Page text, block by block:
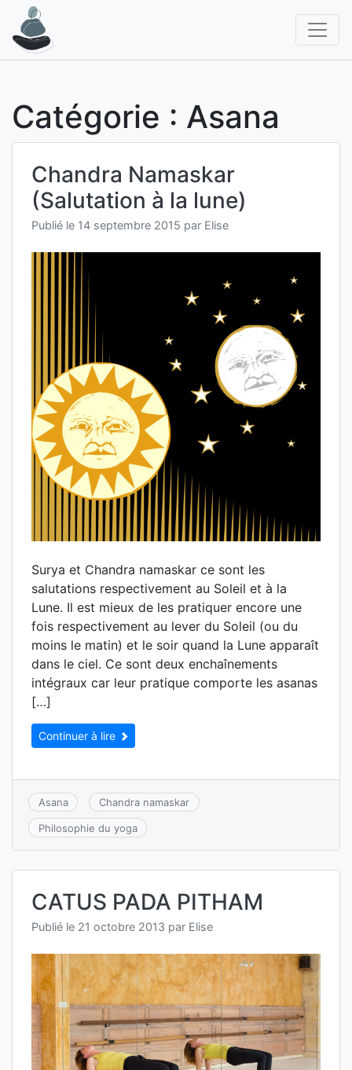
contenu
Catégorie : Asana
Chandra Namaskar
(Salutation à la lune)
Publié le 14 septembre 2015 par Elise
Surya et Chandra namaskar ce sont les
salutations respectivement au Soleil et à la
Lune. Il est mieux de les pratiquer encore une
fois respectivement au lever du Soleil (ou du
moins le matin) et le soir quand la Lune apparaît
dans le ciel. Ce sont deux enchaînements
intégraux car leur pratique comporte les asanas
[…]
Continuer à lire
Asana Chandra namaskar
Philosophie du yoga
CATUS PADA PITHAM
Publié le 21 octobre 2013 par Elise